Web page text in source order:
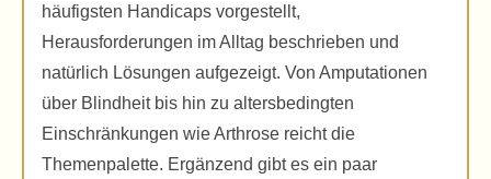
häufigsten Handicaps vorgestellt,
Herausforderungen im Alltag beschrieben und
natürlich Lösungen aufgezeigt. Von Amputationen
über Blindheit bis hin zu altersbedingten
Einschränkungen wie Arthrose reicht die
Themenpalette. Ergänzend gibt es ein paar